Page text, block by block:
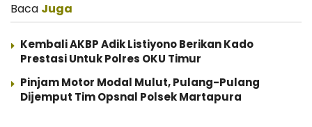
Baca Juga
Kembali AKBP Adik Listiyono Berikan Kado
Prestasi Untuk Polres OKU Timur
Pinjam Motor Modal Mulut, Pulang-Pulang
Dijemput Tim Opsnal Polsek Martapura